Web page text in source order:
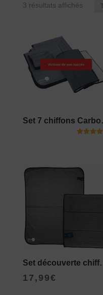
3 résultats affichés
Set
17,99€